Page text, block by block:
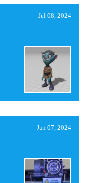
Jul 08, 2024
Jun 07, 2024